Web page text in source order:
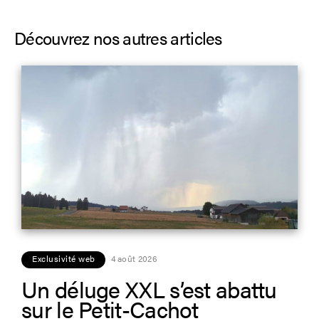
Découvrez nos autres articles
Exclusivité web 4 août 2026
Un déluge XXL s’est abattu
sur le Petit-Cachot